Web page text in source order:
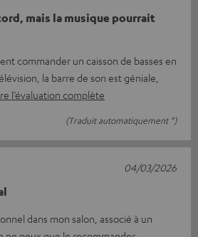
mais la musique pourrait
commander un caisson de basses en
la barre de son est géniale,
l’évaluation complète
(Traduit automatiquement *)
dans mon salon, associé à un
04/03/2026